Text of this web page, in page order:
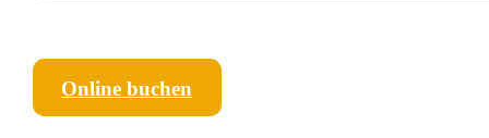
Online buchen